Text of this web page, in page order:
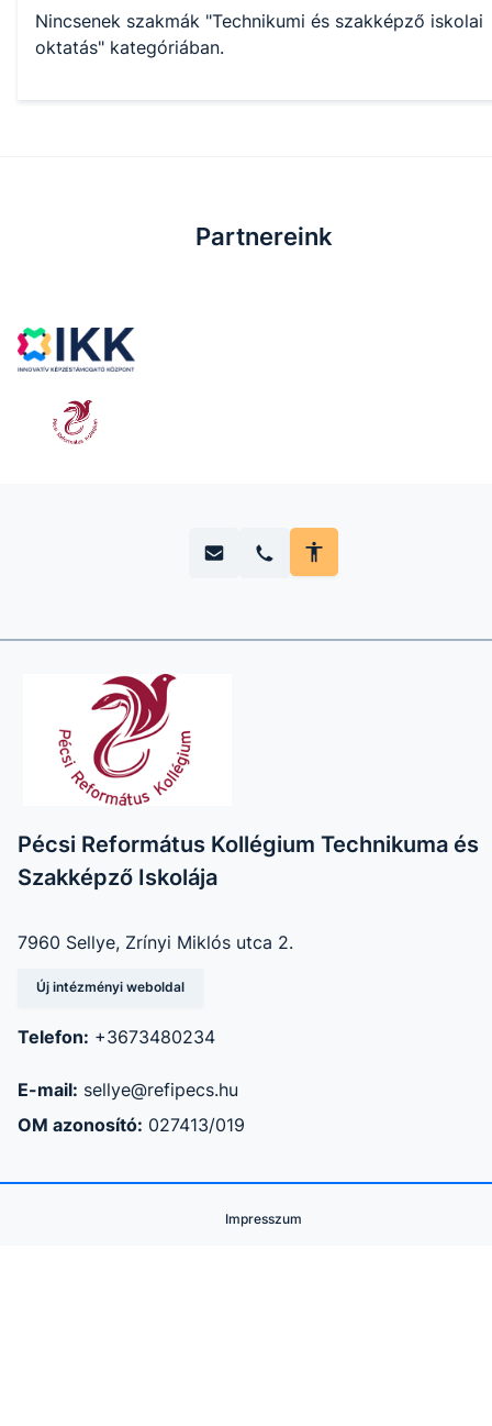
Nincsenek szakmák "Technikumi és szakképző iskolai
oktatás" kategóriában.
Partnereink
Pécsi Református Kollégium Technikuma és
Szakképző Iskolája
7960 Sellye, Zrínyi Miklós utca 2.
Új intézményi weboldal
Telefon: +3673480234
E-mail: sellye@refipecs.hu
OM azonosító: 027413/019
Impresszum